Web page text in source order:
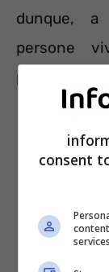
dunque,
persone
particolato
consent